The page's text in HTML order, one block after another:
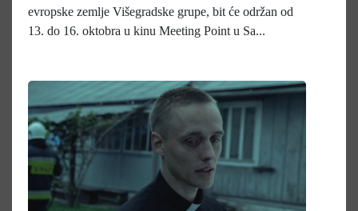
evropske zemlje Višegradske grupe, bit će održan od
13. do 16. oktobra u kinu Meeting Point u Sa...